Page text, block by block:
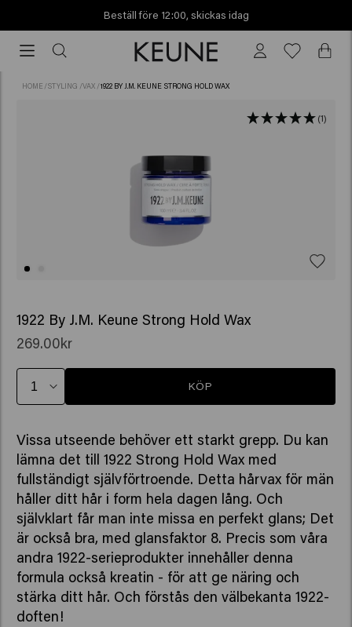
Beställ före 12:00, skickas idag
före
12:00,
HOME /STYLING /VAX /1922 BY J.M. KEUNE STRONG HOLD WAX
(1)
1922 By J.M. Keune Strong Hold Wax
269.00kr
KÖP
Vissa utseende behöver ett starkt grepp. Du kan
lämna det till 1922 Strong Hold Wax med
fullständigt självförtroende. Detta hårvax för män
håller ditt hår i form hela dagen lång. Och
självklart får man inte missa en perfekt glans; Det
är också bra, med glansfaktor 8. Precis som våra
andra 1922-serieprodukter innehåller denna
formula också kreatin - för att ge näring och
stärka ditt hår. Och förstås den välbekanta 1922-
doften!